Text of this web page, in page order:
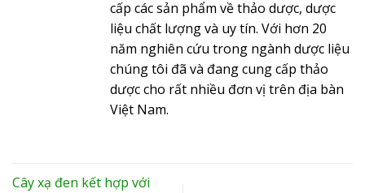
cấp các sản phẩm về thảo dược, dược
liệu chất lượng và uy tín. Với hơn 20
năm nghiên cứu trong ngành dược liệu
chúng tôi đã và đang cung cấp thảo
dược cho rất nhiều đơn vị trên địa bàn
Việt Nam.
Cây xạ đen kết hợp với